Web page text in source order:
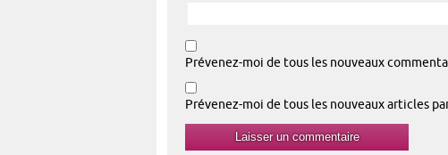
Prévenez-moi de tous les nouveaux
Prévenez-moi de tous les nouveaux articles